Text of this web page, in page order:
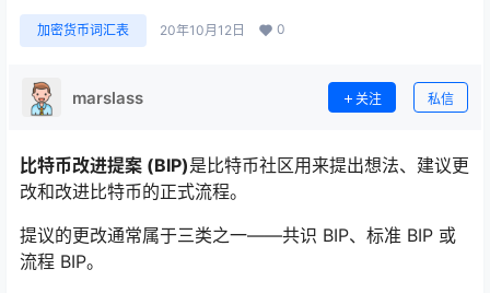
加密货币词汇表 20年10月12日 0
marslass 关注 私信
比特币改进提案 (BIP)是比特币社区用来提出想法、建议更
改和改进比特币的正式流程。
提议的更改通常属于三类之一——共识 BIP、标准 BIP 或
流程 BIP。